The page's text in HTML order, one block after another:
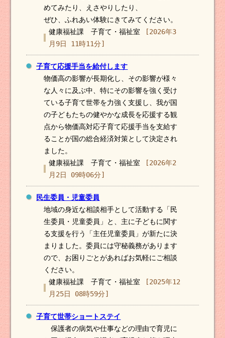
めてみたり、えさやりしたり、
ぜひ、ふれあい体験にきてみてください。
健康福祉課 子育て・福祉室
[2026年3
月9日 11時11分]
子育て応援手当を給付します
物価高の影響が長期化し、その影響が様々
な人々に及ぶ中、特にその影響を強く受け
ている子育て世帯を力強く支援し、我が国
の子どもたちの健やかな成長を応援する観
点から物価高対応子育て応援手当を支給す
ることが国の総合経済対策として決定され
ました。
健康福祉課 子育て・福祉室
[2026年2
月2日 09時06分]
民生委員・児童委員
地域の身近な相談相手として活動する「民
生委員・児童委員」と、主に子どもに関す
る支援を行う「主任児童委員」が新たに決
まりました。委員には守秘義務があります
ので、お困りごとがあればお気軽にご相談
ください。
健康福祉課 子育て・福祉室
[2025年12
月25日 08時59分]
子育て世帯ショートステイ
保護者の病気や仕事などの理由で育児に